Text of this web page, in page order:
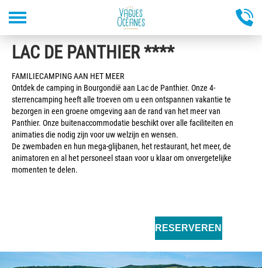
inhoud
gaan
LAC DE PANTHIER ****
FAMILIECAMPING AAN HET MEER
Ontdek de camping in Bourgondië aan Lac de Panthier. Onze 4-
sterrencamping heeft alle troeven om u een ontspannen vakantie te
bezorgen in een groene omgeving aan de rand van het meer van
Panthier. Onze buitenaccommodatie beschikt over alle faciliteiten en
animaties die nodig zijn voor uw welzijn en wensen.
De zwembaden en hun mega-glijbanen, het restaurant, het meer, de
animatoren en al het personeel staan voor u klaar om onvergetelijke
momenten te delen.
RESERVEREN